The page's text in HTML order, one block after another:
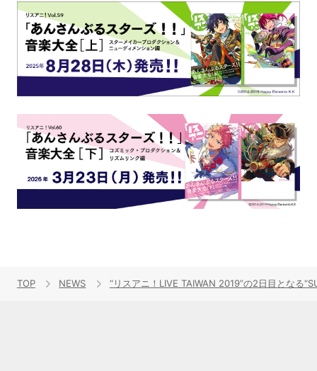
TOP NEWS “リスアニ！LIVE TAIWAN 2019”の2日目となる